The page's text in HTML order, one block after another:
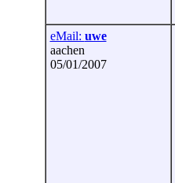
eMail: uwe
aachen
05/01/2007